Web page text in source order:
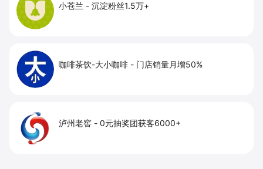
小苍兰 - 沉淀粉丝1.5万+
咖啡茶饮-大小咖啡 - 门店销量月增50%
泸州老窖 - 0元抽奖团获客6000+